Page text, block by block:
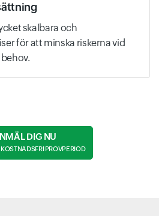
skalbara och
för att minska riskerna vid
DIG NU
PROVPERIOD